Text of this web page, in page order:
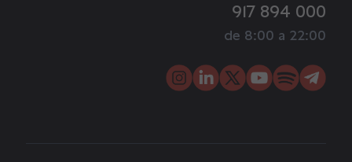
917 894 000
de 8:00 a 22:00